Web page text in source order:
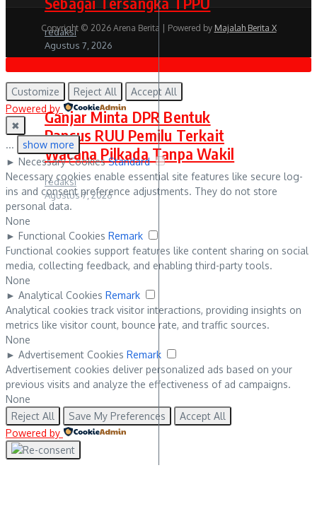
redaksi
Agustus 7, 2026
Politik
Ganjar Minta DPR Bentuk
Pansus RUU Pemilu Terkait
Wacana Pilkada Tanpa Wakil
redaksi
Agustus 7, 2026
Copyright © 2026 Arena Berita | Powered by Majalah Berita X
Customize Reject All
Accept All
Powered by
✖
...
show more
► Necessary Cookies Standard
Necessary cookies enable essential site features like secure log-
ins and consent preference adjustments. They do not store
personal data.
None
► Functional Cookies Remark
Functional cookies support features like content sharing on social
media, collecting feedback, and enabling third-party tools.
None
► Analytical Cookies Remark
Analytical cookies track visitor interactions, providing insights on
metrics like visitor count, bounce rate, and traffic sources.
None
► Advertisement Cookies Remark
Advertisement cookies deliver personalized ads based on your
previous visits and analyze the effectiveness of ad campaigns.
None
Reject All
Save My Preferences
Accept All
Powered by